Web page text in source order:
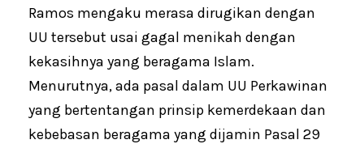
Ramos mengaku merasa dirugikan dengan
UU tersebut usai gagal menikah dengan
kekasihnya yang beragama Islam.
Menurutnya, ada pasal dalam UU Perkawinan
yang bertentangan prinsip kemerdekaan dan
kebebasan beragama yang dijamin Pasal 29